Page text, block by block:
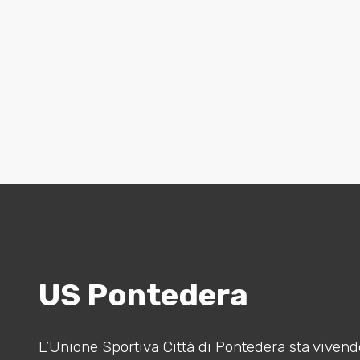
US Pontedera
L’Unione Sportiva Città di Pontedera sta